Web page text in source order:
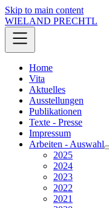
Skip to main content
WIELAND PRECHTL
Home
Vita
Aktuelles
Ausstellungen
Publikationen
Texte - Presse
Impressum
Arbeiten - Auswahl
2025
2024
2023
2022
2021